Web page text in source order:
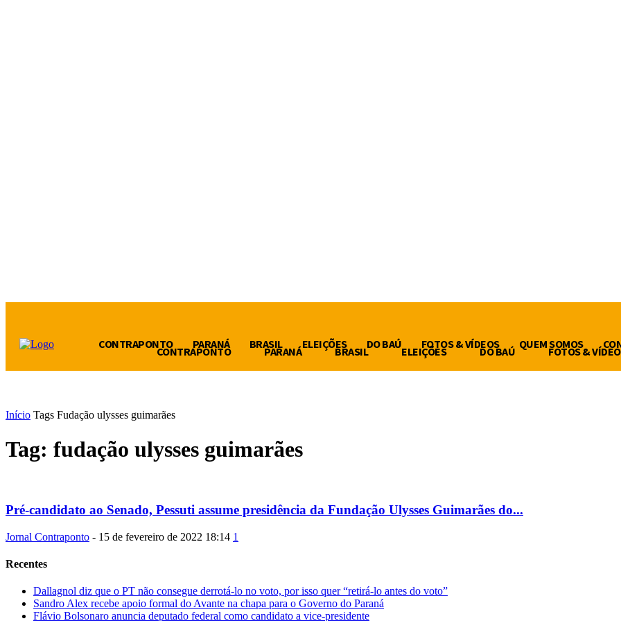
CONTRAPONTO PARANÁ BRASIL ELEIÇÕES DO BAÚ FOTOS &
CONTRAPONTO PARANÁ BRASIL ELEIÇÕES DO BAÚ FOTOS & VÍDEOS QUEM SOMOS
Início Tags Fudação ulysses guimarães
Tag: fudação ulysses guimarães
Pré-candidato ao Senado, Pessuti assume presidência da Fundação Ulysses Guimarães do...
Jornal Contraponto - 15 de fevereiro de 2022 18:14 1
Recentes
Dallagnol diz que o PT não consegue derrotá-lo no voto, por isso quer “retirá-lo antes do voto”
Sandro Alex recebe apoio formal do Avante na chapa para o Governo do Paraná
Flávio Bolsonaro anuncia deputado federal como candidato a vice-presidente